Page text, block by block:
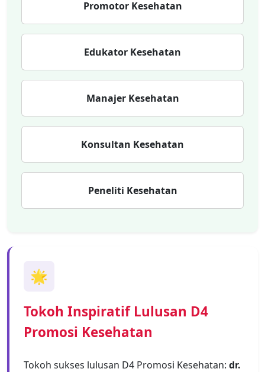
Promotor Kesehatan
Edukator Kesehatan
Manajer Kesehatan
Konsultan Kesehatan
Peneliti Kesehatan
🌟
Tokoh Inspiratif Lulusan D4
Promosi Kesehatan
Tokoh sukses lulusan D4 Promosi Kesehatan: dr.